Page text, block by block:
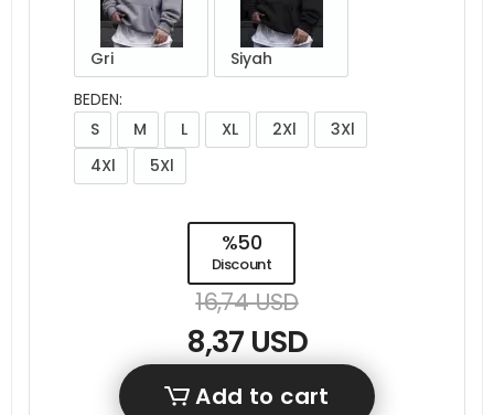
Gri
Siyah
BEDEN:
S
M L XL 2Xl
3Xl
4Xl
5Xl
%50
Discount
16,74 USD
8,37 USD
Add to cart